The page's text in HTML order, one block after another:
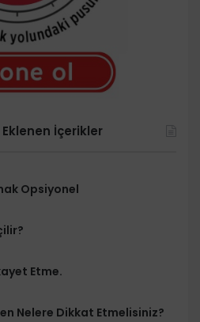
Eklenen İçerikler
Opsiyonel
Etme.
Nelere Dikkat Etmelisiniz?